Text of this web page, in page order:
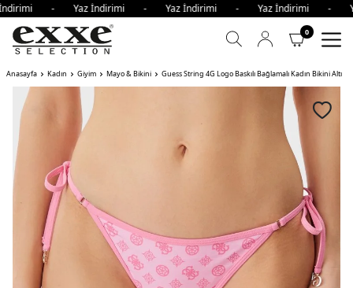
- Yaz İndirimi - Yaz İndirimi - Yaz İndirimi
0
Anasayfa Kadın Giyim Mayo & Bikini Guess String 4G Logo Baskılı Bağlamalı Kadın Bikini Altı